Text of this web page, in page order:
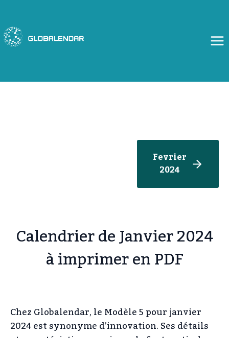
contenu
Fevrier
2024
Calendrier de Janvier 2024
à imprimer en PDF
Chez Globalendar, le Modèle 5 pour janvier
2024 est synonyme d’innovation. Ses détails